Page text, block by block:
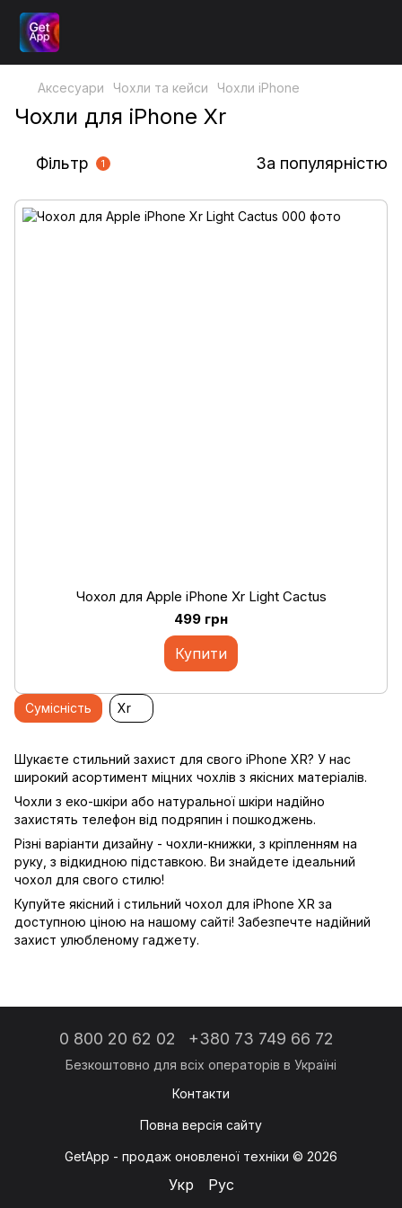
Аксесуари Чохли та кейси Чохли iPhone
Чохли для iPhone Xr
Фільтр 1 За популярністю
Чохол для Apple iPhone Xr Light Cactus
499 грн
Купити
Шукаєте стильний захист для свого iPhone XR? У нас
широкий асортимент міцних чохлів з якісних матеріалів.
Чохли з еко-шкіри або натуральної шкіри надійно
захистять телефон від подряпин і пошкоджень.
Різні варіанти дизайну - чохли-книжки, з кріпленням на
руку, з відкидною підставкою. Ви знайдете ідеальний
чохол для свого стилю!
Купуйте якісний і стильний чохол для iPhone XR за
доступною ціною на нашому сайті! Забезпечте надійний
захист улюбленому гаджету.
Сумісність Xr
0 800 20 62 02 +380 73 749 66 72
Контакти
Повна версія сайту
GetApp - продаж оновленої техніки © 2026
Укр Рус